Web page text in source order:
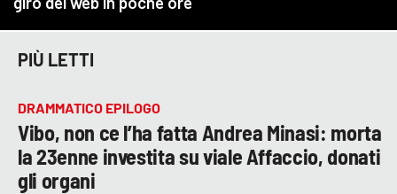
PIÙ LETTI
DRAMMATICO EPILOGO
Vibo, non ce l’ha fatta Andrea Minasi: morta
la 23enne investita su viale Affaccio, donati
gli organi